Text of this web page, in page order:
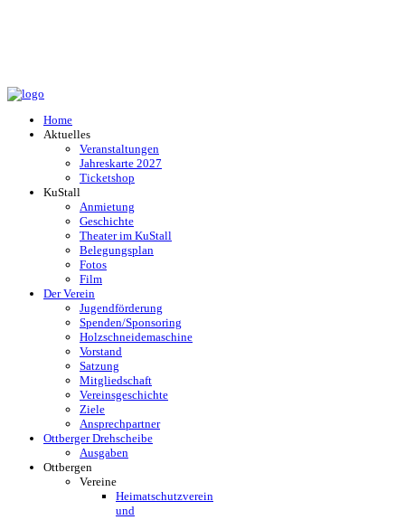
Home
Aktuelles
Veranstaltungen
Jahreskarte 2027
Ticketshop
KuStall
Anmietung
Geschichte
Theater im KuStall
Belegungsplan
Fotos
Film
Der Verein
Jugendförderung
Spenden/Sponsoring
Holzschneidemaschine
Vorstand
Satzung
Mitgliedschaft
Vereinsgeschichte
Ziele
Ansprechpartner
Ottberger Drehscheibe
Ausgaben
Ottbergen
Vereine
Heimatschutzverein
und